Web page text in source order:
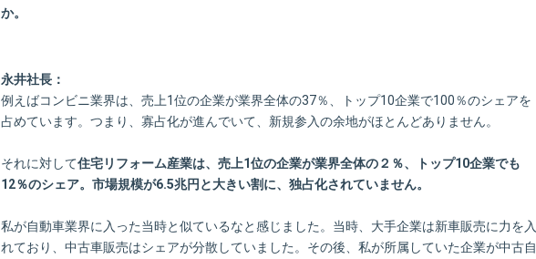
か。
永井社長：
例えばコンビニ業界は、売上1位の企業が業界全体の37％、トップ10企業で100％のシェアを
占めています。つまり、寡占化が進んでいて、新規参入の余地がほとんどありません。
それに対して住宅リフォーム産業は、売上1位の企業が業界全体の２％、トップ10企業でも
12％のシェア。市場規模が6.5兆円と大きい割に、独占化されていません。
私が自動車業界に入った当時と似ているなと感じました。当時、大手企業は新車販売に力を入
れており、中古車販売はシェアが分散していました。その後、私が所属していた企業が中古自